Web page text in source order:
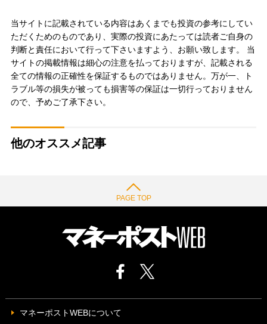
当サイトに記載されている内容はあくまでも投資の参考にしてい
ただくためのものであり、実際の投資にあたっては読者ご自身の
判断と責任において行って下さいますよう、お願い致します。 当
サイトの掲載情報は細心の注意を払っておりますが、記載される
全ての情報の正確性を保証するものではありません。万が一、ト
ラブル等の損失が被っても損害等の保証は一切行っておりません
ので、予めご了承下さい。
他のオススメ記事
PAGE TOP
マネーポストWEBについて